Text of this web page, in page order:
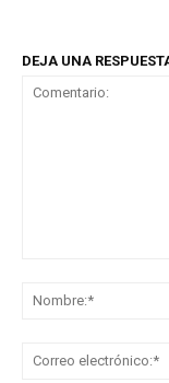
DEJA UNA